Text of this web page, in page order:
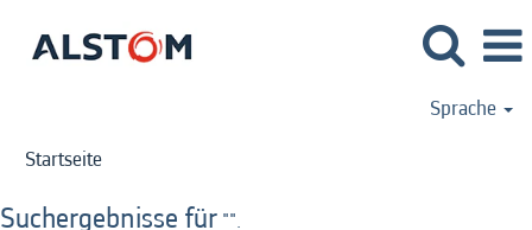
Sprache
Startseite
Suchergebnisse für "".